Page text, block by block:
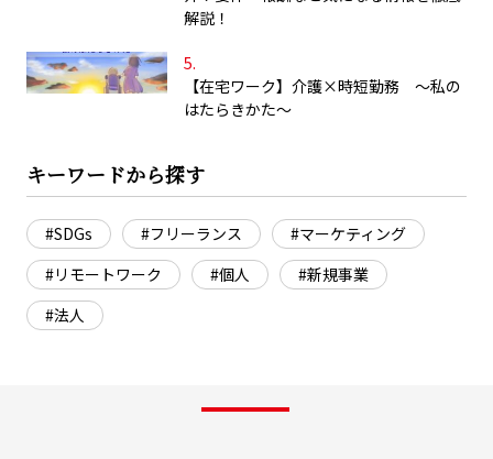
解説！
【在宅ワーク】介護×時短勤務 ～私の
はたらきかた～
キーワードから探す
#SDGs #フリーランス
#マーケティング
#リモートワーク
#個人
#新規事業
#法人